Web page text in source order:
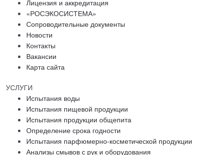
Лицензия и аккредитация
«РОСЭКОСИСТЕМА»
Сопроводительные документы
Новости
Контакты
Вакансии
Карта сайта
УСЛУГИ
Испытания воды
Испытания пищевой продукции
Испытания продукции общепита
Определение срока годности
Испытания парфюмерно-косметической продукции
Анализы смывов с рук и оборудования